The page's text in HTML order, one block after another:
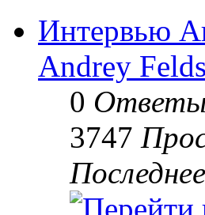
Интервью
Andrey
0 Ответы
3747